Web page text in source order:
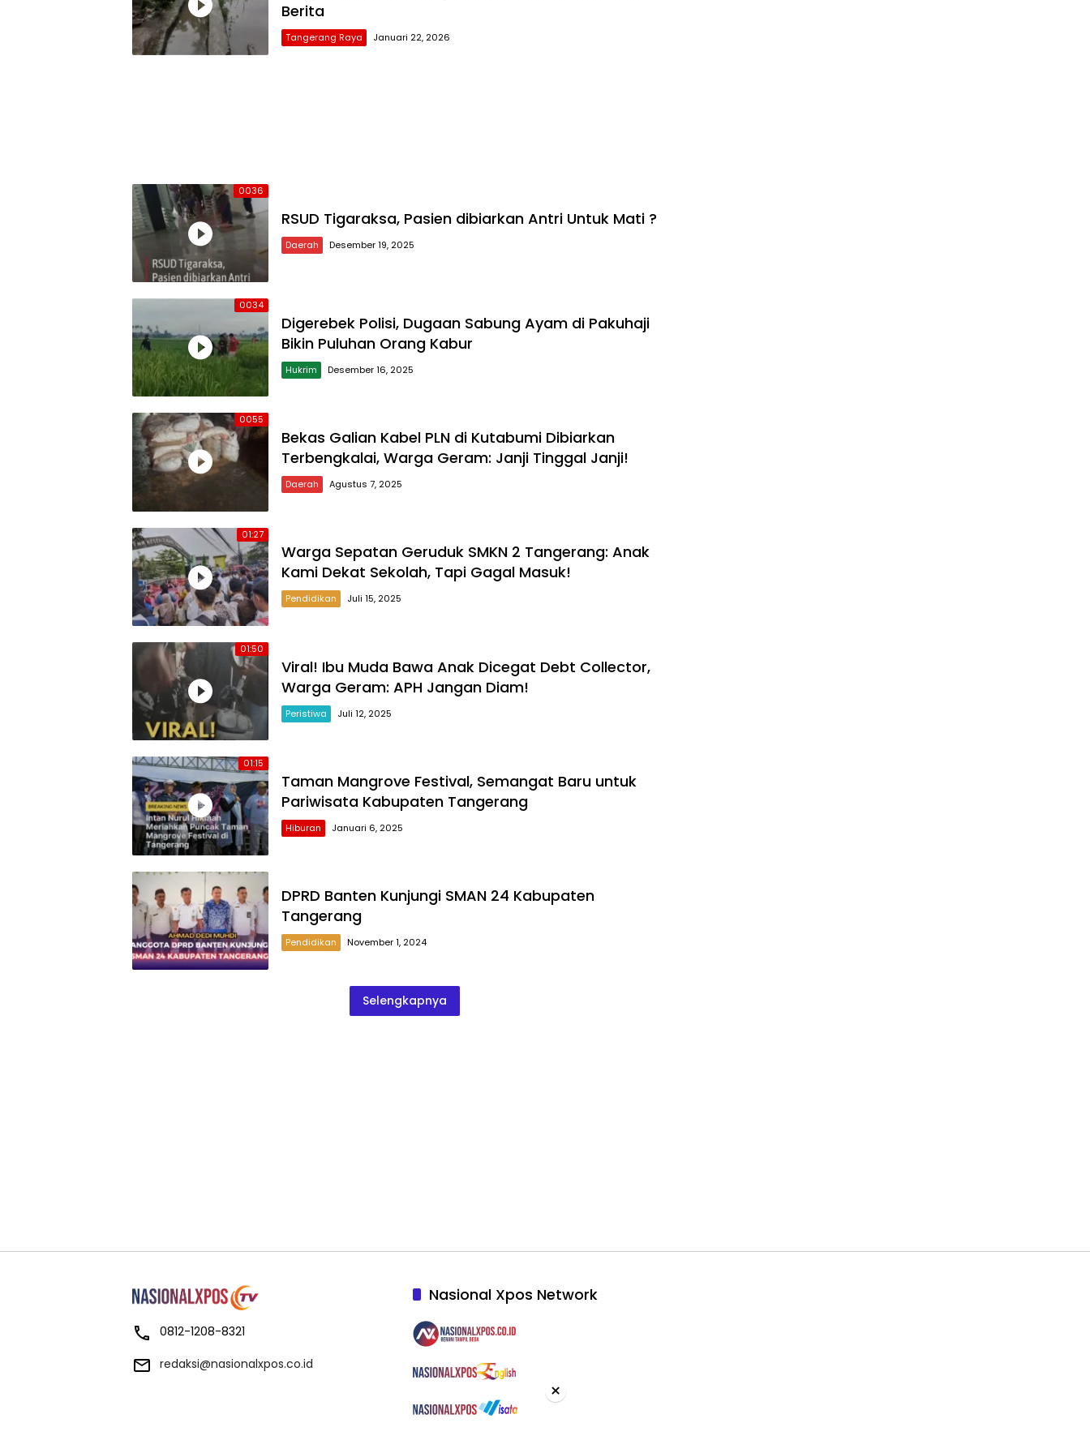
Berita
Tangerang Raya Januari 22, 2026
0036
RSUD Tigaraksa, Pasien dibiarkan Antri Untuk Mati ?
Daerah Desember 19, 2025
0034
Digerebek Polisi, Dugaan Sabung Ayam di Pakuhaji
Bikin Puluhan Orang Kabur
Hukrim Desember 16, 2025
0055
Bekas Galian Kabel PLN di Kutabumi Dibiarkan
Terbengkalai, Warga Geram: Janji Tinggal Janji!
Daerah Agustus 7, 2025
01:27
Warga Sepatan Geruduk SMKN 2 Tangerang: Anak
Kami Dekat Sekolah, Tapi Gagal Masuk!
Pendidikan Juli 15, 2025
01:50
Viral! Ibu Muda Bawa Anak Dicegat Debt Collector,
Warga Geram: APH Jangan Diam!
Peristiwa Juli 12, 2025
01:15
Taman Mangrove Festival, Semangat Baru untuk
Pariwisata Kabupaten Tangerang
Hiburan Januari 6, 2025
DPRD Banten Kunjungi SMAN 24 Kabupaten
Tangerang
Pendidikan November 1, 2024
Selengkapnya
0812-1208-8321
redaksi@nasionalxpos.co.id
Nasional Xpos Network
×